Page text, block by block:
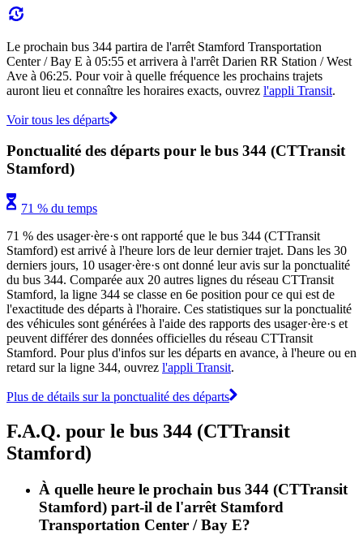
Le prochain bus 344 partira de l'arrêt Stamford Transportation
Center / Bay E à 05:55 et arrivera à l'arrêt Darien RR Station / West
Ave à 06:25. Pour voir à quelle fréquence les prochains trajets
auront lieu et connaître les horaires exacts, ouvrez l'appli Transit.
Voir tous les départs
Ponctualité des départs pour le bus 344 (CTTransit
Stamford)
71 % du temps
71 % des usager·ère·s ont rapporté que le bus 344 (CTTransit
Stamford) est arrivé à l'heure lors de leur dernier trajet. Dans les 30
derniers jours, 10 usager·ère·s ont donné leur avis sur la ponctualité
du bus 344. Comparée aux 20 autres lignes du réseau CTTransit
Stamford, la ligne 344 se classe en 6e position pour ce qui est de
l'exactitude des départs à l'horaire. Ces statistiques sur la ponctualité
des véhicules sont générées à l'aide des rapports des usager·ère·s et
peuvent différer des données officielles du réseau CTTransit
Stamford. Pour plus d'infos sur les départs en avance, à l'heure ou en
retard sur la ligne 344, ouvrez l'appli Transit.
Plus de détails sur la ponctualité des départs
F.A.Q. pour le bus 344 (CTTransit
Stamford)
À quelle heure le prochain bus 344 (CTTransit
Stamford) part-il de l'arrêt Stamford
Transportation Center / Bay E?